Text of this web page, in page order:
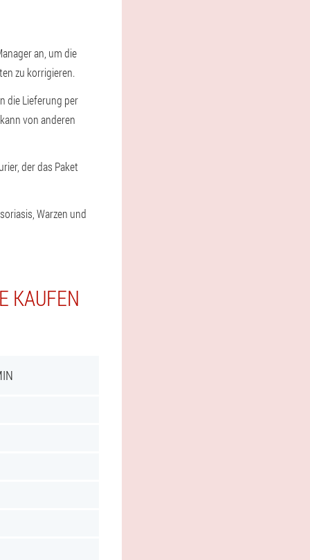
an, um die
zu korrigieren.
die Lieferung per
von anderen
der das Paket
Warzen und
KAUFEN